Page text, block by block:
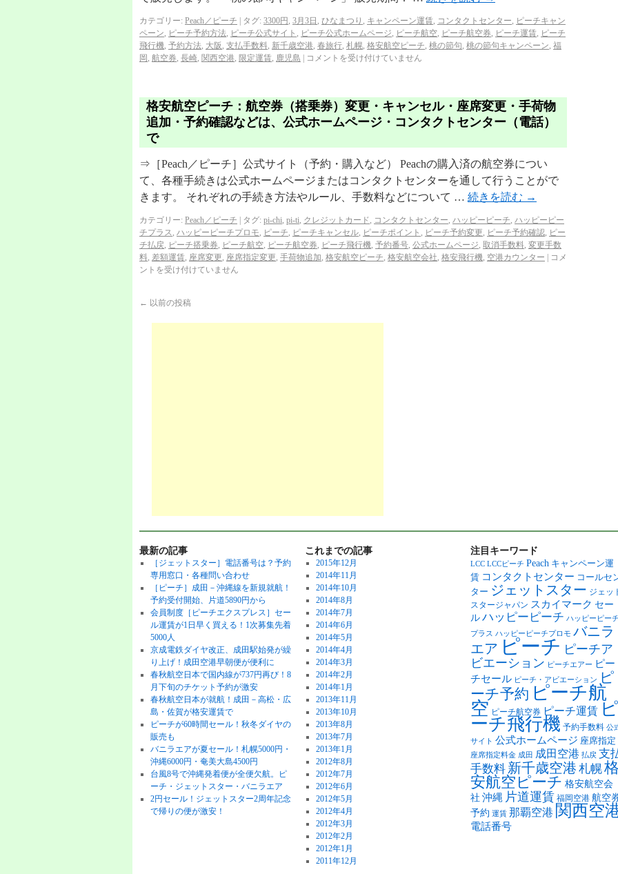
カテゴリー: Peach／ピーチ タグ: 3300円 , 3月3日 , ひなまつり , キャンペーン運賃, コンタクトセンター, ピーチキャン
ペーン, ピーチ予約方法, ピーチ公式サイト , ピーチ公式ホームページ, ピーチ航空, ピーチ航空券, ピーチ運賃, ピーチ
飛行機, 予約方法, 大阪 , 支払手数料, 新千歳空港, 春旅行, 札幌, 格安航空ピーチ, 桃の節句, 桃の節句キャンペーン, 福
岡 , 航空券, 長崎, 関西空港, 限定運賃, 鹿児島 コメントを受け付けていません
格安航空ピーチ：航空券（搭乗券）変更・キャンセル・座席変更・手荷物
追加・予約確認などは、公式ホームページ・コンタクトセンター（電話）
で
⇒［Peach／ピーチ］公式サイト（予約・購入など） Peachの購入済の航空券につい
て、各種手続きは公式ホームページまたはコンタクトセンターを通して行うことがで
きます。 それぞれの手続き方法やルール、手数料などについて … 続きを読む →
カテゴリー: Peach／ピーチ タグ: pi-chi, pi-ti, クレジットカード, コンタクトセンター, ハッピーピーチ, ハッピーピー
チプラス, ハッピーピーチプロモ, ピーチ, ピーチキャンセル, ピーチポイント , ピーチ予約変更, ピーチ予約確認, ピー
チ払戻, ピーチ搭乗券, ピーチ航空, ピーチ航空券, ピーチ飛行機, 予約番号, 公式ホームページ, 取消手数料, 変更手数
料, 差額運賃, 座席変更, 座席指定変更, 手荷物追加, 格安航空ピーチ, 格安航空会社, 格安飛行機, 空港カウンター
コメ
ントを受け付けていません
← 以前の投稿
最新の記事
［ジェットスター］電話番号は？予約
専用窓口・各種問い合わせ
［ピーチ］成田－沖縄線を新規就航！
予約受付開始、片道5890円から
会員制度［ピーチエクスプレス］セー
ル運賃が1日早く買える！1次募集先着
5000人
京成電鉄ダイヤ改正、成田駅始発が繰
り上げ！成田空港早朝便が便利に
春秋航空日本で国内線が737円再び！8
月下旬のチケット予約が激安
春秋航空日本が就航！成田－高松・広
島・佐賀が格安運賃で
ピーチが60時間セール！秋冬ダイヤの
販売も
バニラエアが夏セール！札幌5000円・
沖縄6000円・奄美大島4500円
台風8号で沖縄発着便が全便欠航。ピ
ーチ・ジェットスター・バニラエア
2円セール！ジェットスター2周年記念
で帰りの便が激安！
これまでの記事
2015年12月
2014年11月
2014年10月
2014年8月
2014年7月
2014年6月
2014年5月
2014年4月
2014年3月
2014年2月
2014年1月
2013年11月
2013年10月
2013年8月
2013年7月
2013年1月
2012年8月
2012年7月
2012年6月
2012年5月
2012年4月
2012年3月
2012年2月
2012年1月
2011年12月
注目キーワード
LCC LCCピーチ Peach キャンペーン運
賃 コンタクトセンター コールセ
ター ジェットスター ジェッ
スタージャパン スカイマーク セー
ルハッピーピーチ ハッピーピーチ
プラス ハッピーピーチプロモ バニラ
エア ピーチ ピーチア
ビエーション ピーチエアー ピー
チセール ピーチ・アビエーション
ピ
ーチ予約 ピーチ航
空 ピーチ航空券 ピーチ運賃 ピ
ーチ飛行機 予約手数料 公
サイト 公式ホームページ 座席指定
座席指定料金 成田 成田空港 払戻 支
手数料 新千歳空港 札幌格
安航空ピーチ 格安航空会
社 沖縄 片道運賃 福岡空港 航空
予約 運賃 那覇空港 関西空
電話番号